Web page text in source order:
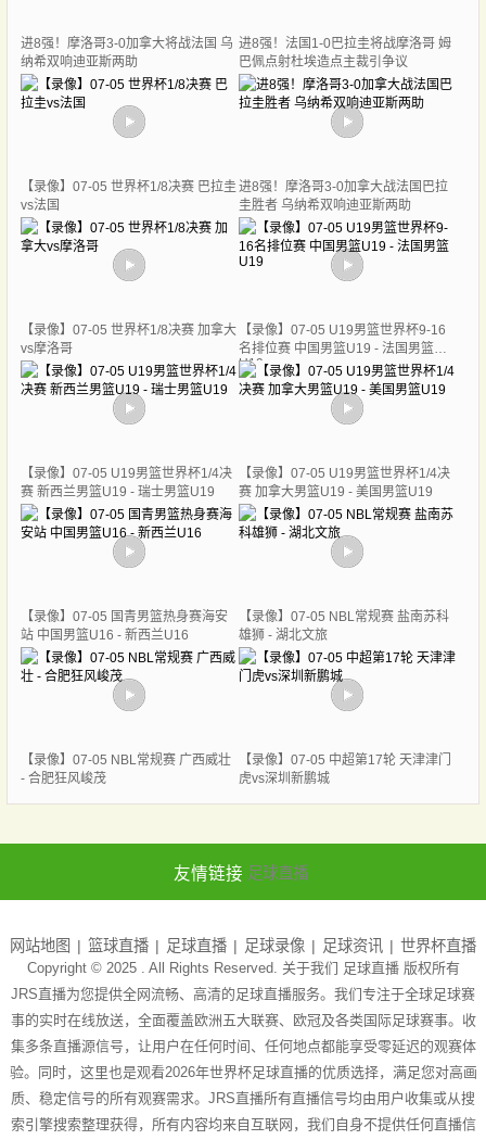
进8强！摩洛哥3-0加拿大将战法国 乌
纳希双响迪亚斯两助
进8强！法国1-0巴拉圭将战摩洛哥 姆
巴佩点射杜埃造点主裁引争议
【录像】07-05 世界杯1/8决赛 巴拉圭
vs法国
进8强！摩洛哥3-0加拿大战法国巴拉
圭胜者 乌纳希双响迪亚斯两助
【录像】07-05 世界杯1/8决赛 加拿大
vs摩洛哥
【录像】07-05 U19男篮世界杯9-16
名排位赛 中国男篮U19 - 法国男篮
U19
【录像】07-05 U19男篮世界杯1/4决
赛 新西兰男篮U19 - 瑞士男篮U19
【录像】07-05 U19男篮世界杯1/4决
赛 加拿大男篮U19 - 美国男篮U19
【录像】07-05 国青男篮热身赛海安
站 中国男篮U16 - 新西兰U16
【录像】07-05 NBL常规赛 盐南苏科
雄狮 - 湖北文旅
【录像】07-05 NBL常规赛 广西威壮
- 合肥狂风峻茂
【录像】07-05 中超第17轮 天津津门
虎vs深圳新鹏城
友情链接 足球直播
网站地图 篮球直播 足球直播 足球录像 足球资讯 世界杯直播
Copyright © 2025 . All Rights Reserved. 关于我们 足球直播版权所有
JRS直播为您提供全网流畅、高清的足球直播服务。我们专注于全球足球赛
事的实时在线放送，全面覆盖欧洲五大联赛、欧冠及各类国际足球赛事。收
集多条直播源信号，让用户在任何时间、任何地点都能享受零延迟的观赛体
验。同时，这里也是观看2026年世界杯足球直播的优质选择，满足您对高画
质、稳定信号的所有观赛需求。JRS直播所有直播信号均由用户收集或从搜
索引擎搜索整理获得，所有内容均来自互联网，我们自身不提供任何直播信